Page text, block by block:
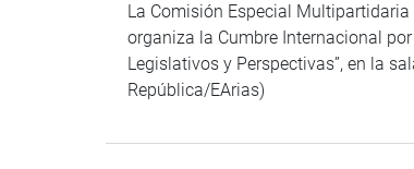
La Comisión Especial
organiza la Cumbre Internacional
Legislativos y Perspectivas”, en la
República/EArias)